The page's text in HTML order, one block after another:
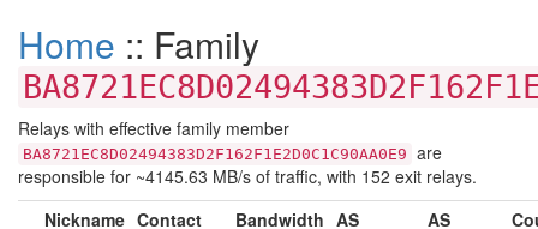
Home :: Family
Relays with effective family member
BA8721EC8D02494383D2F162F1E2D0C1C90AA0E9 are
responsible for ~4145.63 MB/s of traffic, with 152 exit relays.
Nickname Contact Bandwidth AS
AS